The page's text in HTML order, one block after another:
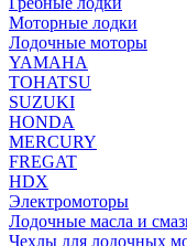
Моторные лодки
Лодочные моторы
YAMAHA
TOHATSU
SUZUKI
HONDA
MERCURY
FREGAT
HDX
Электромоторы
Лодочные масла и
Чехлы для лодочных